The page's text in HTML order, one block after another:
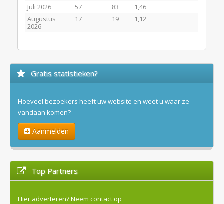
Juli 2026
57 83
1,46
Augustus
2026
17 19 1,12
Gratis statistieken?
Hoeveel bezoekers heeft uw website en weet u waar ze
vandaan komen?
Aanmelden
Top Partners
Hier adverteren?Neem contact op